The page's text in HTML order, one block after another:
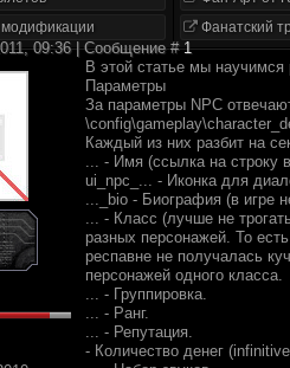
Фанатский
09:36 | Сообщение #1
В этой статье мы
Параметры
За параметры NPC
Каждый из них разбит на
... - Имя (ссылка на строку
ui_npc_... - Иконка для
..._bio - Биография (в игре
... - Класс (лучше не
разных персонажей. То
респавне не получалась
персонажей одного класса.
... - Группировка.
... - Ранг.
... - Репутация.
- Количество денег